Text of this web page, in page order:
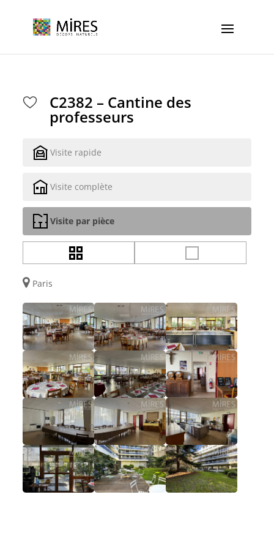
C2382 – Cantine des
professeurs
Visite rapide
Visite complète
Visite par pièce
Paris